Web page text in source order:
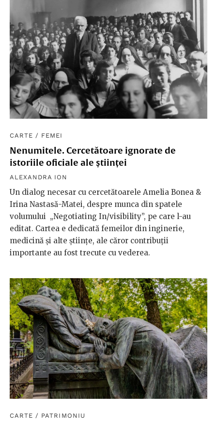
CARTE / FEMEI
Nenumitele. Cercetătoare ignorate de
istoriile oficiale ale științei
ALEXANDRA ION
Un dialog necesar cu cercetătoarele Amelia Bonea &
Irina Nastasă-Matei, despre munca din spatele
volumului „Negotiating In/visibility”, pe care l-au
editat. Cartea e dedicată femeilor din inginerie,
medicină și alte științe, ale căror contribuții
importante au fost trecute cu vederea.
CARTE / PATRIMONIU